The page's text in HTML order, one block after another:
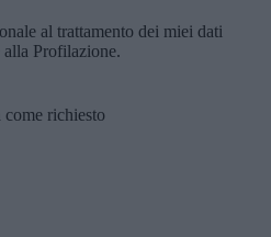
al trattamento dei miei dati
Profilazione.
richiesto